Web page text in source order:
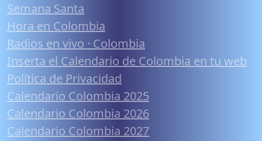
Semana Santa
Hora en Colombia
Radios en vivo · Colombia
Inserta el Calendario de Colombia en tu web
Política de Privacidad
Calendario Colombia 2025
Calendario Colombia 2026
Calendario Colombia 2027